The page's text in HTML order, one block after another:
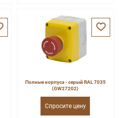
Полные корпуса - серый RAL 7035
(GW27202)
Спросите цену